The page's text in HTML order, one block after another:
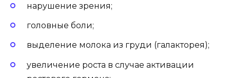
нарушение зрения;
головные боли;
выделение молока из груди (галакторея);
увеличение роста в случае активации